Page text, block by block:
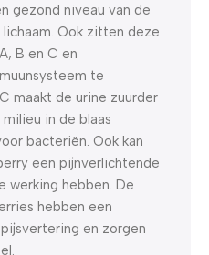
gezond niveau van de
Ook zitten deze
B en C en
te
maakt de urine zuurder
in de blaas
bacteriën. Ook kan
een pijnverlichtende
werking hebben. De
hebben een
en zorgen